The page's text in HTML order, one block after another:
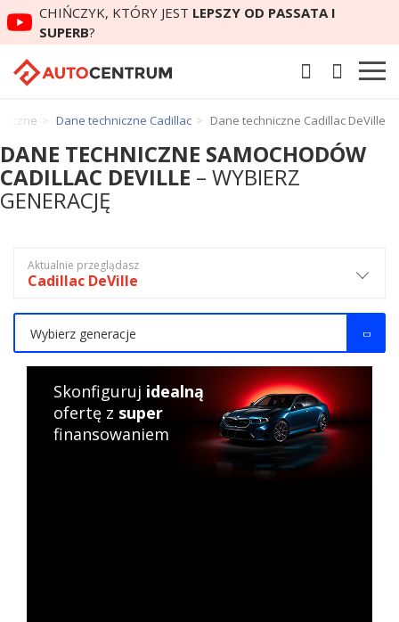
CHIŃCZYK, KTÓRY JEST LEPSZY OD PASSATA I
SUPERB?
Dane techniczne Cadillac Dane techniczne Cadillac DeVille
DANE TECHNICZNE SAMOCHODÓW
CADILLAC DEVILLE – WYBIERZ
GENERACJĘ
Aktualnie przeglądasz
Cadillac DeVille
Wybierz generacje
Skonfiguruj idealną
ofertę z super
finansowaniem